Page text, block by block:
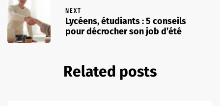
NEXT
Lycéens, étudiants : 5 conseils
pour décrocher son job d’été
Related posts